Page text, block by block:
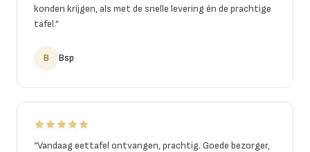
konden krijgen, als met de snelle levering én de prachtige
tafel.”
B Bsp
“Vandaag eettafel ontvangen, prachtig. Goede bezorger,